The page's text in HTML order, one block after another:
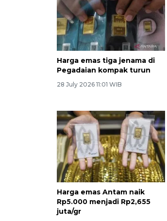
Harga emas tiga jenama di
Pegadaian kompak turun
28 July 2026 11:01 WIB
Harga emas Antam naik
Rp5.000 menjadi Rp2,655
juta/gr